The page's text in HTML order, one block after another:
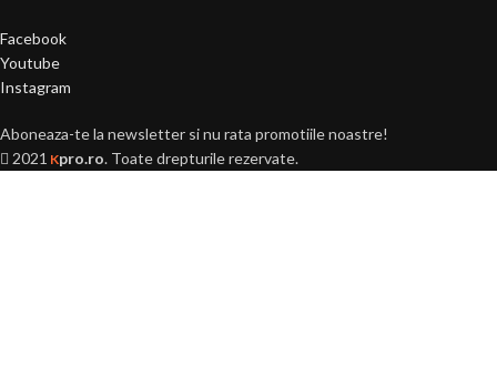
Facebook
Youtube
Instagram
Aboneaza-te la newsletter si nu rata promotiile noastre!
2021 Kpro.ro. Toate drepturile rezervate.